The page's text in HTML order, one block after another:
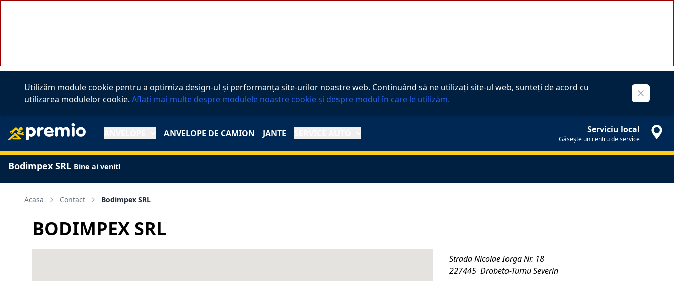
Utilizăm module cookie pentru a optimiza design-ul și performanța site-urilor noastre web. Continuând să ne utilizați site-ul web, sunteți de acord cu
utilizarea modulelor cookie. Aflați mai multe despre modulele noastre cookie și despre modul în care le utilizăm. Close
Serviciu local
Găsește un centru de service
ANVELOPE DE CAMION JANTE
Bodimpex SRL Bine ai venit!
Acasa Contact Bodimpex SRL
BODIMPEX SRL
Strada Nicolae Iorga Nr. 18
227445 Drobeta-Turnu Severin